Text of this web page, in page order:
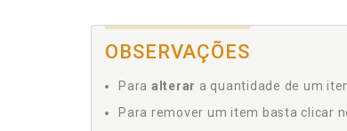
OBSERVAÇÕES
Para alterar a quantidade de um
Para remover um item basta clicar